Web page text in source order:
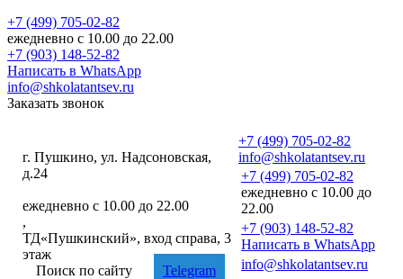
+7 (499) 705-02-82
ежедневно с 10.00 до 22.00
+7 (903) 148-52-82
Написать в WhatsApp
info@shkolatantsev.ru
Заказать звонок
г. Пушкино, ул. Надсоновская,
д.24
ежедневно с 10.00 до 22.00
,
ТД«Пушкинский», вход справа, 3
этаж
Поиск по сайту
Telegram
+7 (499) 705-02-82
info@shkolatantsev.ru
+7 (499) 705-02-82
ежедневно с 10.00 до
22.00
+7 (903) 148-52-82
Написать в WhatsApp
info@shkolatantsev.ru